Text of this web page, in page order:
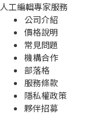
人工編輯專家服務
公司介紹
價格說明
常見問題
機構合作
部落格
服務條款
隱私權政策
夥伴招募